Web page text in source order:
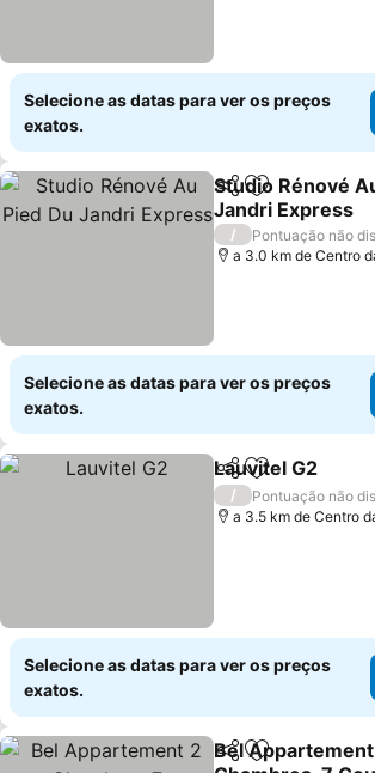
Selecione as datas para ver os preços
exatos.
PartilharAdicionar
Studio Rénové
Jandri Express
/
Pontuação não
a 3.0 km de Centro
Selecione as datas para ver os preços
exatos.
PartilharAdicionar
Lauvitel G2
/
Pontuação não
a 3.5 km de Centro
Selecione as datas para ver os preços
exatos.
PartilharAdicionar
Bel